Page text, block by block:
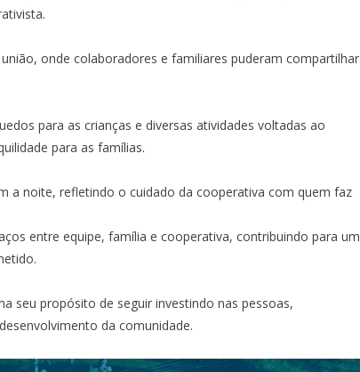
onde colaboradores e familiares puderam compartilhar
para as crianças e diversas atividades voltadas ao
para as famílias.
a noite, refletindo o cuidado da cooperativa com quem faz
entre equipe, família e cooperativa, contribuindo para um
seu propósito de seguir investindo nas pessoas,
da comunidade.